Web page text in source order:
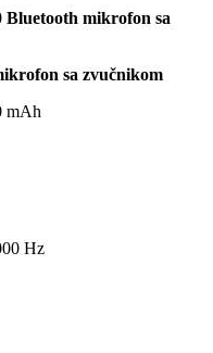
mikrofon sa
sa zvučnikom
mAh
Hz